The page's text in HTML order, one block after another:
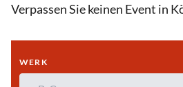
Verpassen Sie keinen Event in
WERK